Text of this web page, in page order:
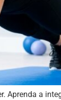
Aprenda a